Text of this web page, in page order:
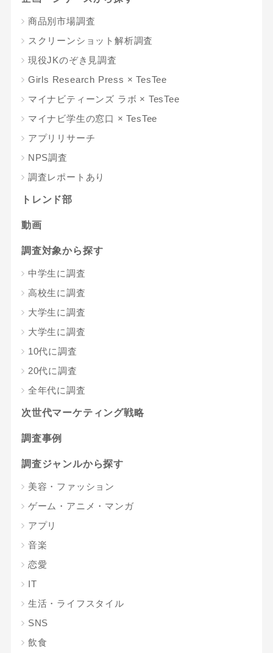
商品別市場調査
スクリーンショット解析調査
現役JKのぞき見調査
Girls Research Press × TesTee
マイナビティーンズ ラボ × TesTee
マイナビ学生の窓口 × TesTee
アプリリサーチ
NPS調査
調査レポートあり
トレンド部
動画
調査対象から探す
中学生に調査
高校生に調査
大学生に調査
大学生に調査
10代に調査
20代に調査
全年代に調査
次世代マーケティング戦略
調査事例
調査ジャンルから探す
美容・ファッション
ゲーム・アニメ・マンガ
アプリ
音楽
恋愛
IT
生活・ライフスタイル
SNS
飲食